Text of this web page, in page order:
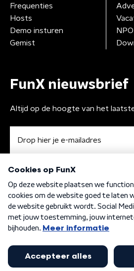
Frequenties
Hosts
Demo insturen
Gemist
FunX nieuwsbrief
Altijd op de hoogte van het
Algemene voorwaarden